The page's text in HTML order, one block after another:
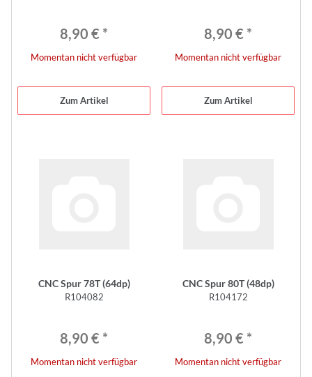
8,90 € *
Momentan nicht verfügbar
Zum Artikel
8,90 € *
Momentan nicht verfügbar
Zum Artikel
CNC Spur 78T (64dp)
R104082
8,90 € *
Momentan nicht verfügbar
CNC Spur 80T (48dp)
R104172
8,90 € *
Momentan nicht verfügbar